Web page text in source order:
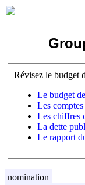
Révisez le budget
Le budget
Les
Les chiffres
La dette
Le rapport
nomination